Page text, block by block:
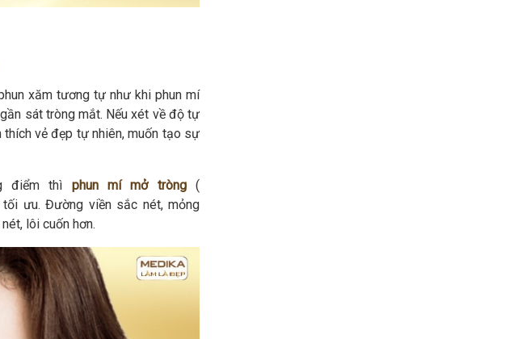
xăm tương tự như khi phun mí
sát tròng mắt. Nếu xét về độ tự
thích vẻ đẹp tự nhiên, muốn tạo sự
điểm thì phun mí mở tròng(
ưu. Đường viền sắc nét, mỏng
lôi cuốn hơn.